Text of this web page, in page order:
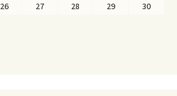
26 27 28 29
30